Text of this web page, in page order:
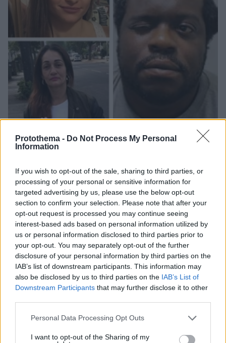
Protothema - Do Not Process My Personal
Information
If you wish to opt-out of the sale, sharing to third parties, or
processing of your personal or sensitive information for
targeted advertising by us, please use the below opt-out
section to confirm your selection. Please note that after your
opt-out request is processed you may continue seeing
interest-based ads based on personal information utilized by
us or personal information disclosed to third parties prior to
your opt-out. You may separately opt-out of the further
disclosure of your personal information by third parties on the
IAB’s list of downstream participants. This information may
also be disclosed by us to third parties on the IAB’s List of
Downstream Participants that may further disclose it to other
Please note that this website/app uses one or more Google
not limited to your visit or usage behaviour. You may click to
Personal Data Processing Opt Outs
I want to opt-out of the Sharing of my
προβλήματα όρασης σκότωνε και βίαζε γυναίκες,
η αστυνομία τον είχε συλλάβει και τον άφησε
ελεύθερο